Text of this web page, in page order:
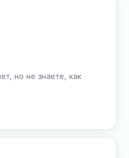
но не знаете, как